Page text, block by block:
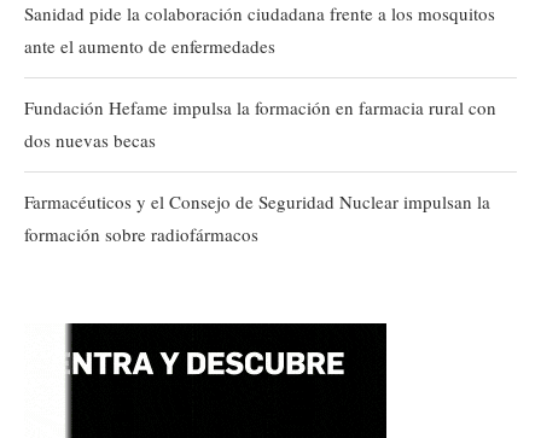
Sanidad pide la colaboración ciudadana frente a los mosquitos
ante el aumento de enfermedades
Fundación Hefame impulsa la formación en farmacia rural con
dos nuevas becas
Farmacéuticos y el Consejo de Seguridad Nuclear impulsan la
formación sobre radiofármacos